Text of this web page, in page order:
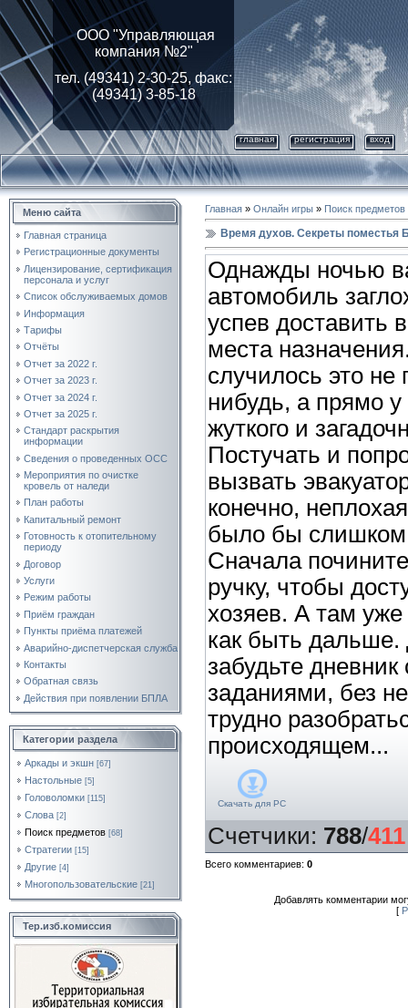
ООО "Управляющая
компания №2"
тел. (49341) 2-30-25, факс:
(49341) 3-85-18
главная регистрация вход
Меню сайта
Главная страница
Регистрационные документы
Лицензирование, cертификация
персонала и услуг
Список обслуживаемых домов
Информация
Тарифы
Отчёты
Отчет за 2022 г.
Отчет за 2023 г.
Отчет за 2024 г.
Отчет за 2025 г.
Стандарт раскрытия
информации
Сведения о проведенных ОСС
Мероприятия по очистке
кровель от наледи
План работы
Капитальный ремонт
Готовность к отопительному
периоду
Договор
Услуги
Режим работы
Приём граждан
Пункты приёма платежей
Аварийно-диспетчерская служба
Контакты
Обратная связь
Действия при появлении БПЛА
Категории раздела
Аркады и экшн [67]
Настольные [5]
Головоломки [115]
Слова [2]
Поиск предметов [68]
Стратегии [15]
Другие [4]
Многопользовательские [21]
Тер.изб.комиссия
Главная » Онлайн игры » Поиск предметов
Время духов. Секреты поместья
Однажды ночью
автомобиль
успев доставить
места
случилось это не
нибудь, а прямо у
жуткого и
Постучать и
вызвать
конечно,
было бы слишком
Сначала
ручку, чтобы
хозяев. А там
как быть
забудьте дневник
заданиями, без
трудно
происходящем...
Скачать для PC
Счетчики: 788/411
Всего комментариев: 0
Добавлять комментарии
[